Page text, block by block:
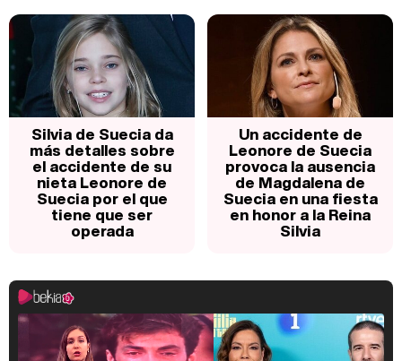
Silvia de Suecia da
más detalles sobre
el accidente de su
nieta Leonore de
Suecia por el que
tiene que ser
operada
Un accidente de
Leonore de Suecia
provoca la ausencia
de Magdalena de
Suecia en una fiesta
en honor a la Reina
Silvia